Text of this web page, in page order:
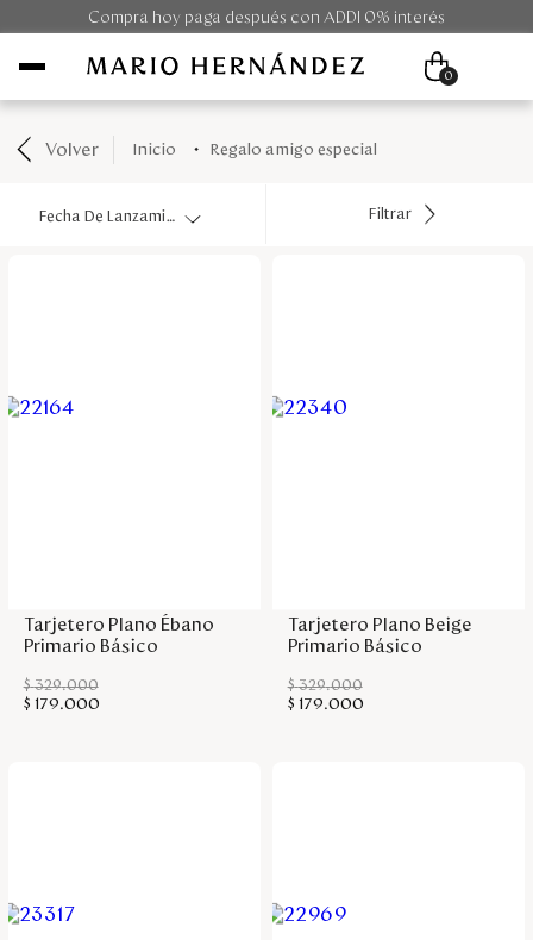
Compra hoy paga después con ADDI 0% interés
Mi cuenta
Blog
Colombia
0
Volver regalo amigo especial
Fecha De Lanzamiento Filtrar
Tarjetero Plano Ébano
Primario Básico
$ 329.000
$ 179.000
Tarjetero Plano Beige
Primario Básico
$ 329.000
$ 179.000